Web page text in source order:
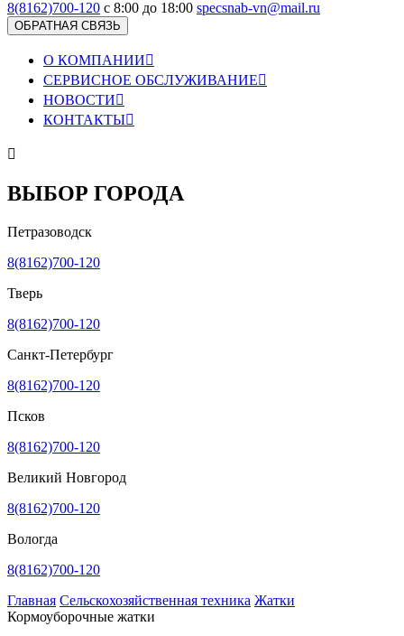
8(8162)700-120 с 8:00 до 18:00 specsnab-vn@mail.ru
ОБРАТНАЯ СВЯЗЬ
О КОМПАНИИ
СЕРВИСНОЕ ОБСЛУЖИВАНИЕ
НОВОСТИ
КОНТАКТЫ

ВЫБОР ГОРОДА
Петразоводск
8(8162)700-120
Тверь
8(8162)700-120
Санкт-Петербург
8(8162)700-120
Псков
8(8162)700-120
Великий Новгород
8(8162)700-120
Вологда
8(8162)700-120
Главная Сельскохозяйственная техника Жатки
Кормоуборочные жатки